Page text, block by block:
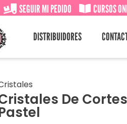
SEGUIR MI PEDIDO CURSOS
DISTRIBUIDORES
De